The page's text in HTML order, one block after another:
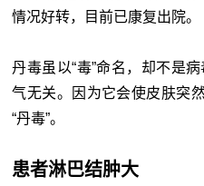
情况好转，目前已康复出院。
丹毒虽以“毒”命名，却不是
气无关。因为它会使皮肤突
“丹毒”。
患者淋巴结肿大